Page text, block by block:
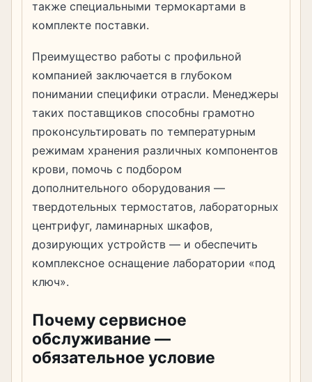
также специальными термокартами в
комплекте поставки.
Преимущество работы с профильной
компанией заключается в глубоком
понимании специфики отрасли. Менеджеры
таких поставщиков способны грамотно
проконсультировать по температурным
режимам хранения различных компонентов
крови, помочь с подбором
дополнительного оборудования —
твердотельных термостатов, лабораторных
центрифуг, ламинарных шкафов,
дозирующих устройств — и обеспечить
комплексное оснащение лаборатории «под
ключ».
Почему сервисное
обслуживание —
обязательное условие